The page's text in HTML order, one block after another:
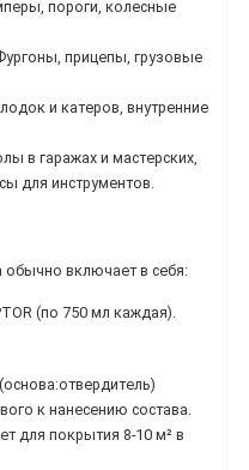
пороги, колесные
прицепы, грузовые
и катеров, внутренние
в гаражах и мастерских,
для инструментов.
обычно включает в себя:
(по 750 мл каждая).
к нанесению состава.
для покрытия 8-10 м² в